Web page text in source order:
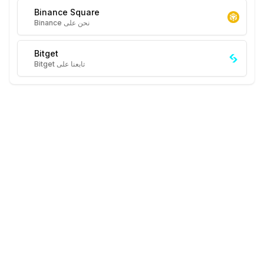
Binance Square
نحن على Binance
Bitget
تابعنا على Bitget